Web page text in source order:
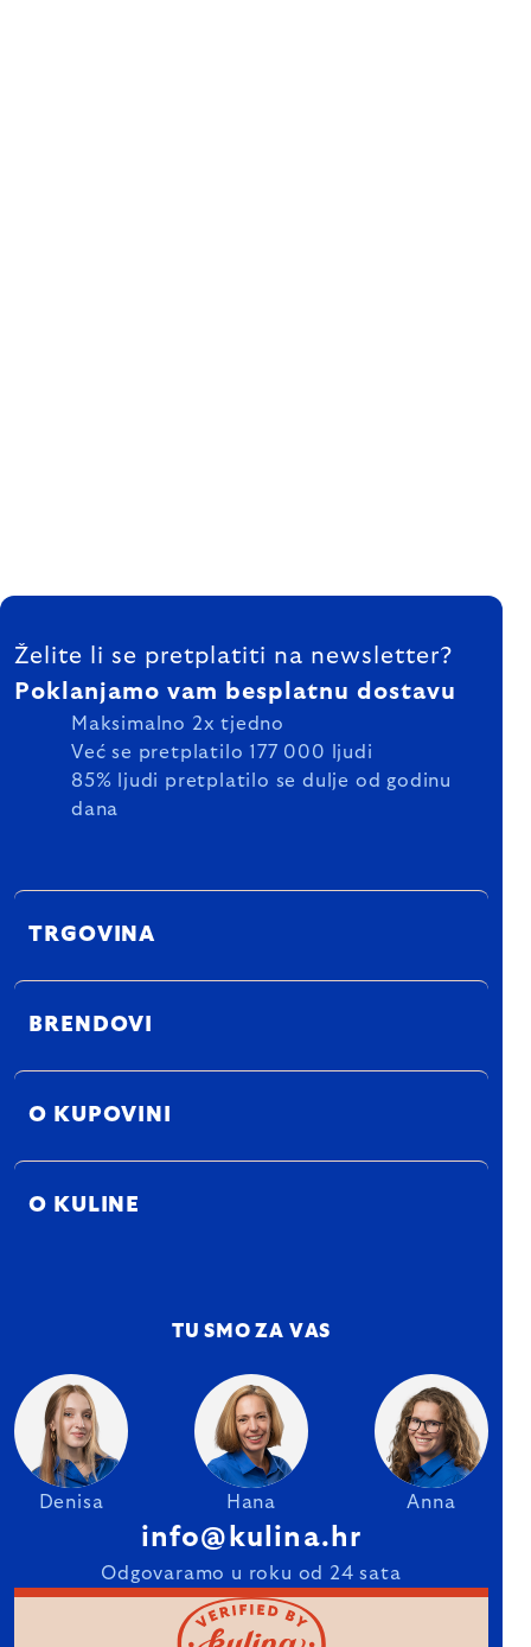
FOOTER
Želite li se pretplatiti na newsletter?
Poklanjamo vam besplatnu dostavu
Maksimalno 2x tjedno
Već se pretplatilo 177 000 ljudi
85% ljudi pretplatilo se dulje od godinu
dana
TRGOVINA
BRENDOVI
O KUPOVINI
O KULINE
TU SMO ZA VAS
Denisa Hana Anna
info@kulina.hr
Odgovaramo u roku od 24 sata